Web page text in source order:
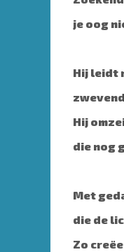
je oog
Hij leidt
Hij
die nog
Met
die de
Zo